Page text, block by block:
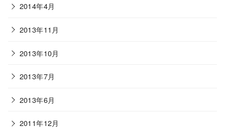
2014年4月
2013年11月
2013年10月
2013年7月
2013年6月
2011年12月